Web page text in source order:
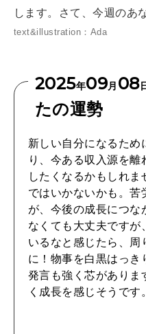
算命学がわ
知
ママ
わたし
自
いい
します。さて、今週のあ
text&illustration：Ada
2025年09月 08
たの運勢
新しい自分になるため
り、今ある収入源を
したくなるかもしれ
ではいかないかも。苦
が、今後の成長につな
なくても大丈夫ですが
いるなと感じたら、周
に！物事を白黒はっき
発言も強く芯がありま
く成長を感じそうです